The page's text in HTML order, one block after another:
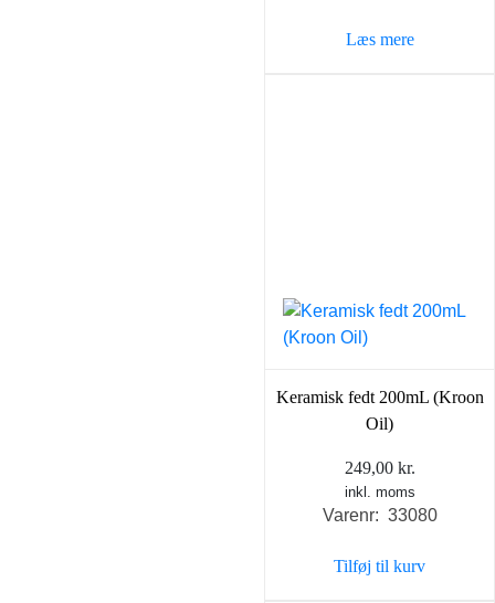
Læs mere
Keramisk fedt 200mL (Kroon
Oil)
249,00 kr.
inkl. moms
Varenr: 33080
Tilføj til kurv